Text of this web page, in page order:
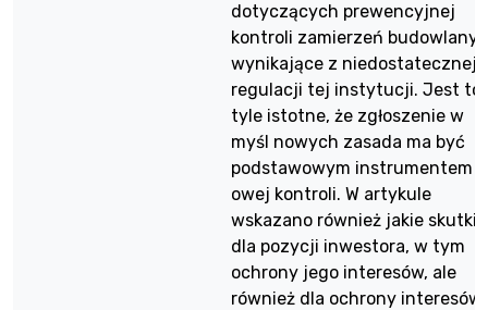
dotyczących prewencyjnej
kontroli zamierzeń
wynikające z niedostatecznej
regulacji tej instytucji. Jest to
tyle istotne, że zgłoszenie w
myśl nowych zasada ma być
podstawowym instrumentem
owej kontroli. W artykule
wskazano również jakie skutki
dla pozycji inwestora, w tym
ochrony jego interesów, ale
również dla ochrony interesów